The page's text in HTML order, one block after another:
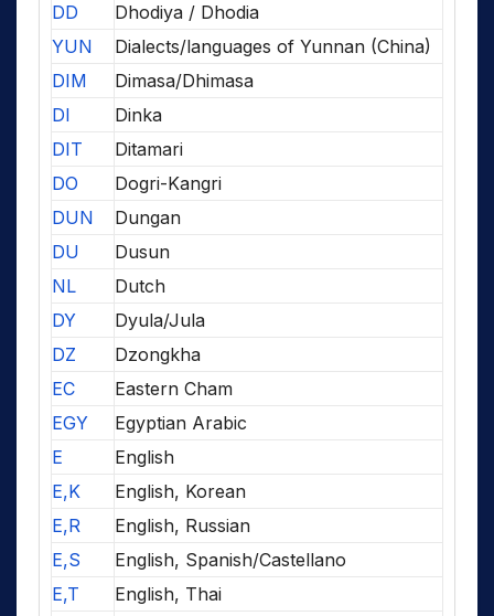
DD
Dhodiya / Dhodia
YUN
Dialects/languages of Yunnan (China)
DIM
Dimasa/Dhimasa
DI
Dinka
DIT
Ditamari
DO
Dogri-Kangri
DUN
Dungan
DU
Dusun
NL
Dutch
DY
Dyula/Jula
DZ
Dzongkha
EC
Eastern Cham
EGY
Egyptian Arabic
E
English
E,K
English, Korean
E,R
English, Russian
E,S
English, Spanish/Castellano
E,T
English, Thai